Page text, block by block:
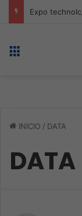
INICIO / DATA
DATA